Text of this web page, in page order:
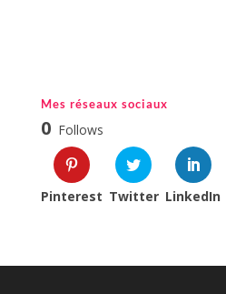
Mes réseaux sociaux
0 Follows
Pinterest Twitter LinkedIn